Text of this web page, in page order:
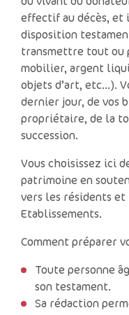
effectif au décès, et
disposition
transmettre tout ou
mobilier, argent
objets d’art, etc…).
dernier jour, de vos
propriétaire, de la
succession.
Vous choisissez ici
patrimoine en
vers les résidents et
Etablissements.
Comment préparer
Toute personne
son testament.
Sa rédaction